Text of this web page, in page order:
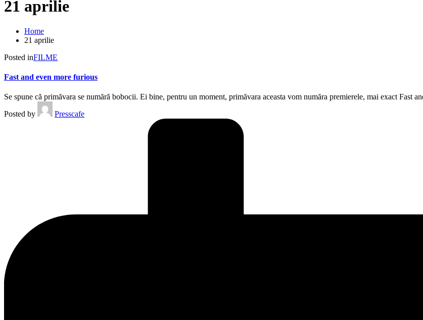
21 aprilie
Home
21 aprilie
Posted inFILME
Fast and even more furious
Se spune că primăvara se numără bobocii. Ei bine, pentru un moment, primăvara aceasta vom număra premierele, mai exact Fast
Posted by
Presscafe